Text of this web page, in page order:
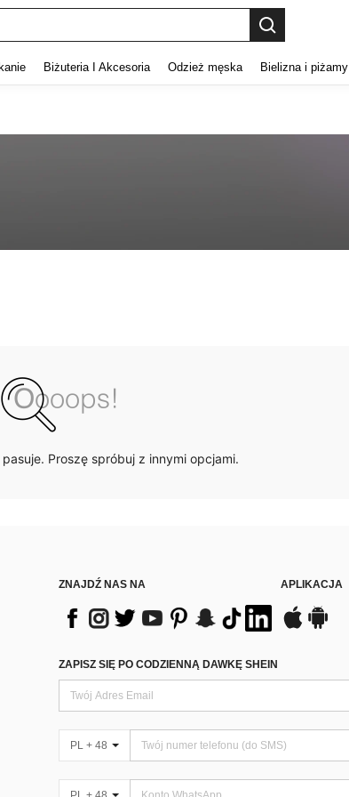
Biżuteria I Akcesoria Odzież męska Bielizna i piżamy
Proszę spróbuj z innymi opcjami.
ZNAJDŹ NAS NA APLIKACJA
ZAPISZ SIĘ PO CODZIENNĄ DAWKĘ SHEIN
PL + 48